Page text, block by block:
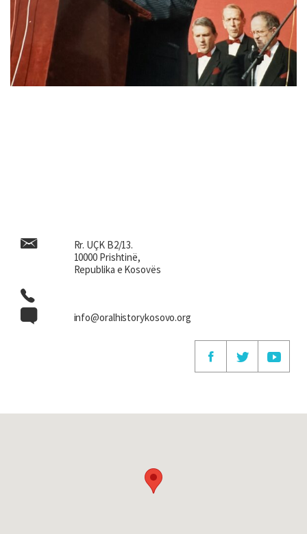
Rr. UÇK B2/13.
10000 Prishtinë,
Republika e Kosovës
info@oralhistorykosovo.org